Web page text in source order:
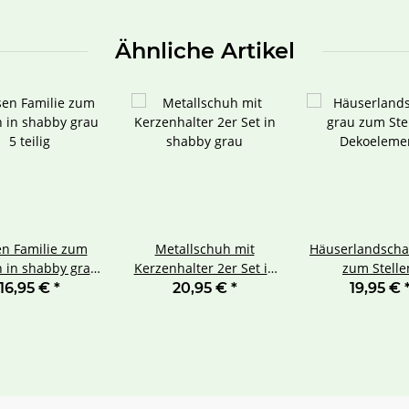
Ähnliche Artikel
Familie zum
in shabby grau
5 teilig
16,95 € *
Metallschuh mit
Kerzenhalter 2er Set in
shabby grau
20,95 € *
zum
19,95 €